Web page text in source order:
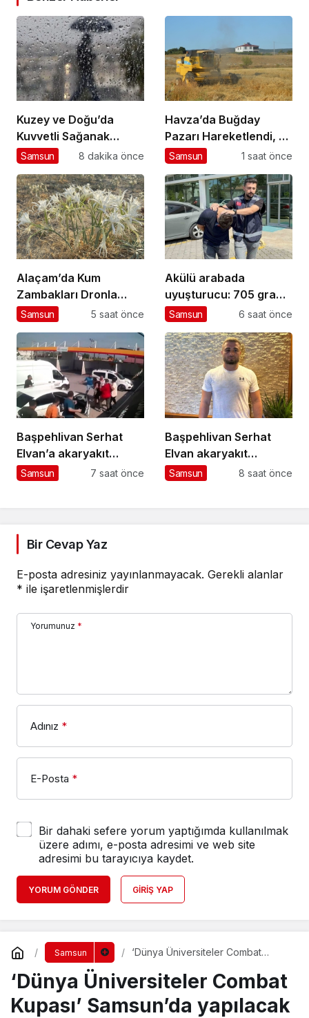
Kuzey ve Doğu’da
Kuvvetli Sağanak
Uyarısı
Samsun 8 dakika önce
Havza’da Buğday
Pazarı Hareketlendi, 25
Bin Ton İşlem
Samsun 1 saat önce
Alaçam’da Kum
Zambakları Dronla
Görüntülendi
Samsun 5 saat önce
Akülü arabada
uyuşturucu: 705 gram
metamfetamin ele
Samsun 6 saat önce
Başpehlivan Serhat
Elvan’a akaryakıt
istasyonunda saldırı
Samsun 7 saat önce
Başpehlivan Serhat
Elvan akaryakıt
istasyonunda saldırıya
Samsun 8 saat önce
Bir Cevap Yaz
E-posta adresiniz yayınlanmayacak. Gerekli alanlar
* ile işaretlenmişlerdir
Yorumunuz *
Adınız *
E-Posta *
Bir dahaki sefere yorum yaptığımda kullanılmak
üzere adımı, e-posta adresimi ve web site
adresimi bu tarayıcıya kaydet.
YORUM GÖNDER GIRIŞ YAP
Samsun
‘Dünya Üniversiteler Combat
‘Dünya Üniversiteler Combat
Kupası’ Samsun’da yapılacak